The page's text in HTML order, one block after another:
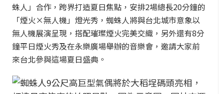
蛛人」合作，跨界打造夏日焦點，安排2場總長20分鐘的
「煙火×無人機」燈光秀，蜘蛛人將與台北城市意象以
無人機展演呈現，搭配璀璨煙火完美交織，另外還有8分
鐘平日煙火秀及在永樂廣場舉辦的音樂會，邀請大家前
來台北參與這場夏日盛典。